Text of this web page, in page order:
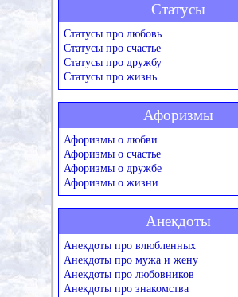
Статусы
Статусы про любовь
Статусы про счастье
Статусы про дружбу
Статусы про жизнь
Афоризмы
Афоризмы о любви
Афоризмы о счастье
Афоризмы о дружбе
Афоризмы о жизни
Анекдоты
Анекдоты про влюбленных
Анекдоты про мужа и жену
Анекдоты про любовников
Анекдоты про знакомства